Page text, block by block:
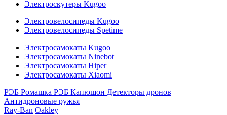
Электроскутеры Kugoo
Электровелосипеды Kugoo
Электровелосипеды Spetime
Электросамокаты Kugoo
Электросамокаты Ninebot
Электросамокаты Hiper
Электросамокаты Xiaomi
РЭБ Ромашка РЭБ Капюшон Детекторы дронов
Антидроновые ружья
Ray-Ban Oakley